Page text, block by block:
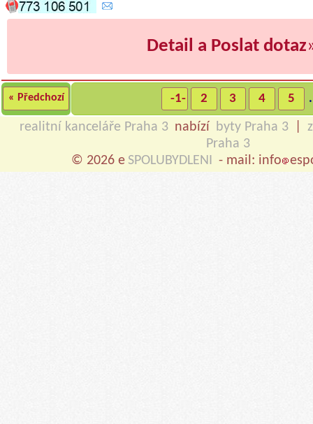
Detail a Poslat dotaz
« Předchozí -1- 2 3 4 5
realitní kanceláře Praha 3 nabízí byty Praha 3
Praha 3
© 2026 e SPOLUBYDLENI - mail: info